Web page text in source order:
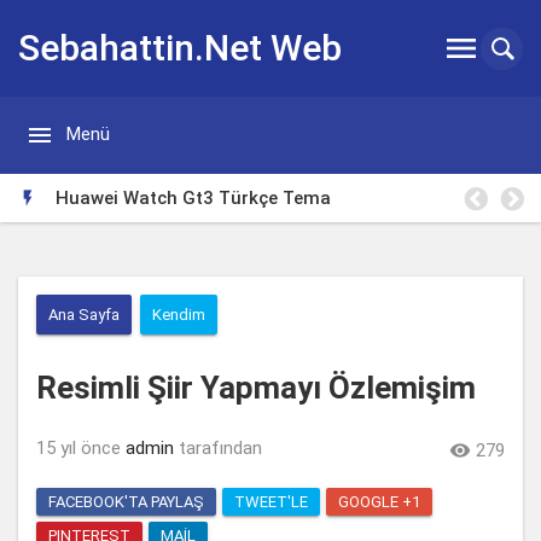
Sebahattin.Net Web
Günlügü

 Menü
 Huawei Watch Gt3 Türkçe Tema
Ana Sayfa Kendim
Resimli Şiir Yapmayı Özlemişim
15 yıl önce admin tarafından  279
FACEBOOK'TA PAYLAŞ TWEET'LE
GOOGLE +1
PINTEREST
MAIL